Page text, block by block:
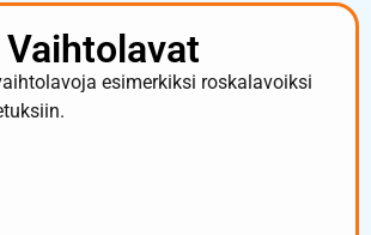
Vaihtolavat
esimerkiksi roskalavoiksi